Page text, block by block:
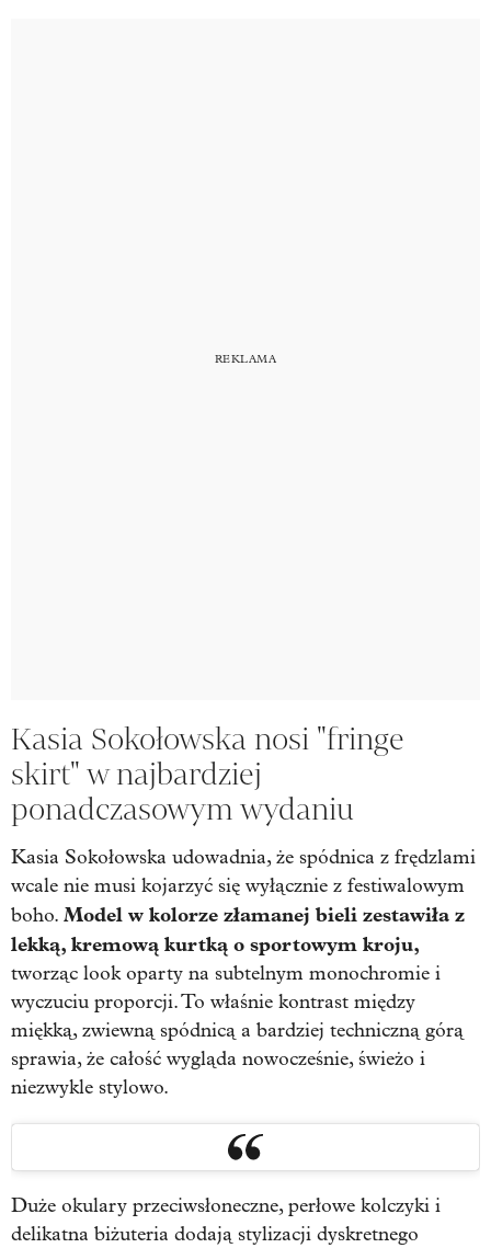
Kasia Sokołowska nosi "fringe
skirt" w najbardziej
ponadczasowym wydaniu
Kasia Sokołowska udowadnia, że spódnica z frędzlami
wcale nie musi kojarzyć się wyłącznie z festiwalowym
boho. Model w kolorze złamanej bieli zestawiła z
lekką, kremową kurtką o sportowym kroju,
tworząc look oparty na subtelnym monochromie i
wyczuciu proporcji. To właśnie kontrast między
miękką, zwiewną spódnicą a bardziej techniczną górą
sprawia, że całość wygląda nowocześnie, świeżo i
niezwykle stylowo.
Duże okulary przeciwsłoneczne, perłowe kolczyki i
delikatna biżuteria dodają stylizacji dyskretnego